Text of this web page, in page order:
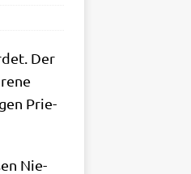
Der
Prie­
Nie­